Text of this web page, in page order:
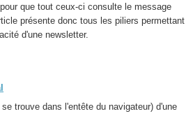
que tout ceux-ci consulte le message
présente donc tous les piliers permettant
d'une newsletter.
trouve dans l'entête du navigateur) d'une